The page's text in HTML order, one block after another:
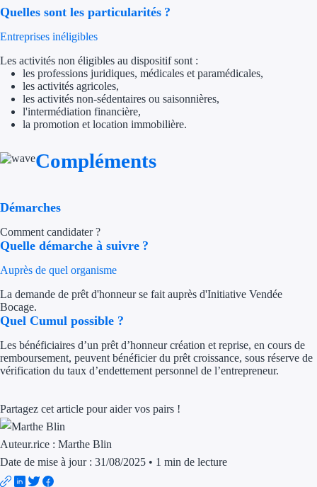
Aides Région
Outre-mer
Quelles sont les particularités ?
Entreprises inéligibles
Les activités non éligibles au dispositif sont :
les professions juridiques, médicales et paramédicales,
les activités agricoles,
les activités non-sédentaires ou saisonnières,
l'intermédiation financière,
la promotion et location immobilière.
Compléments
Démarches
Comment candidater ?
Quelle démarche à suivre ?
Auprès de quel organisme
La demande de prêt d'honneur se fait auprès d'Initiative Vendée
Bocage.
Quel Cumul possible ?
Les bénéficiaires d’un prêt d’honneur création et reprise, en cours de
remboursement, peuvent bénéficier du prêt croissance, sous réserve de
vérification du taux d’endettement personnel de l’entrepreneur.
Partagez cet article pour aider vos pairs !
Auteur.rice : Marthe Blin
Date de mise à jour : 31/08/2025 • 1 min de lecture